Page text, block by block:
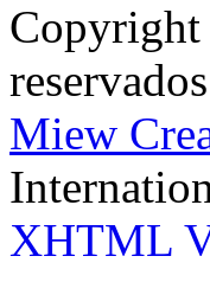
Copyright
Miew
XHTML